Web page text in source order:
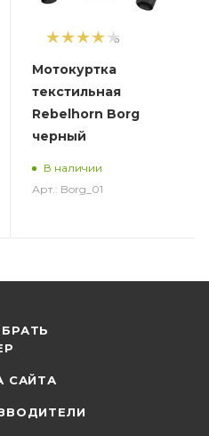
6
Мотокуртка
текстильная
Rebelhorn Borg
черный
В наличии
Арт.: Borg_01
САЙТА